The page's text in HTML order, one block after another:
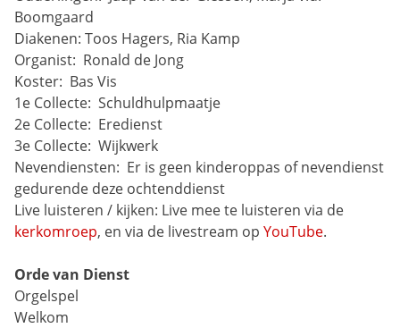
Boomgaard
Diakenen: Toos Hagers, Ria Kamp
Organist: Ronald de Jong
Koster: Bas Vis
1e Collecte: Schuldhulpmaatje
2e Collecte: Eredienst
3e Collecte: Wijkwerk
Nevendiensten: Er is geen kinderoppas of nevendienst
gedurende deze ochtenddienst
Live luisteren / kijken:
kerkomroep, en via de livestream op YouTube.
Orde van Dienst
Orgelspel
Welkom